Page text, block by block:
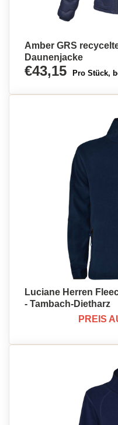
Amber GRS
Daunenjacke
€43,15 Pro Stück,
Luciane Herren
- Tambach-Dietharz
PREIS